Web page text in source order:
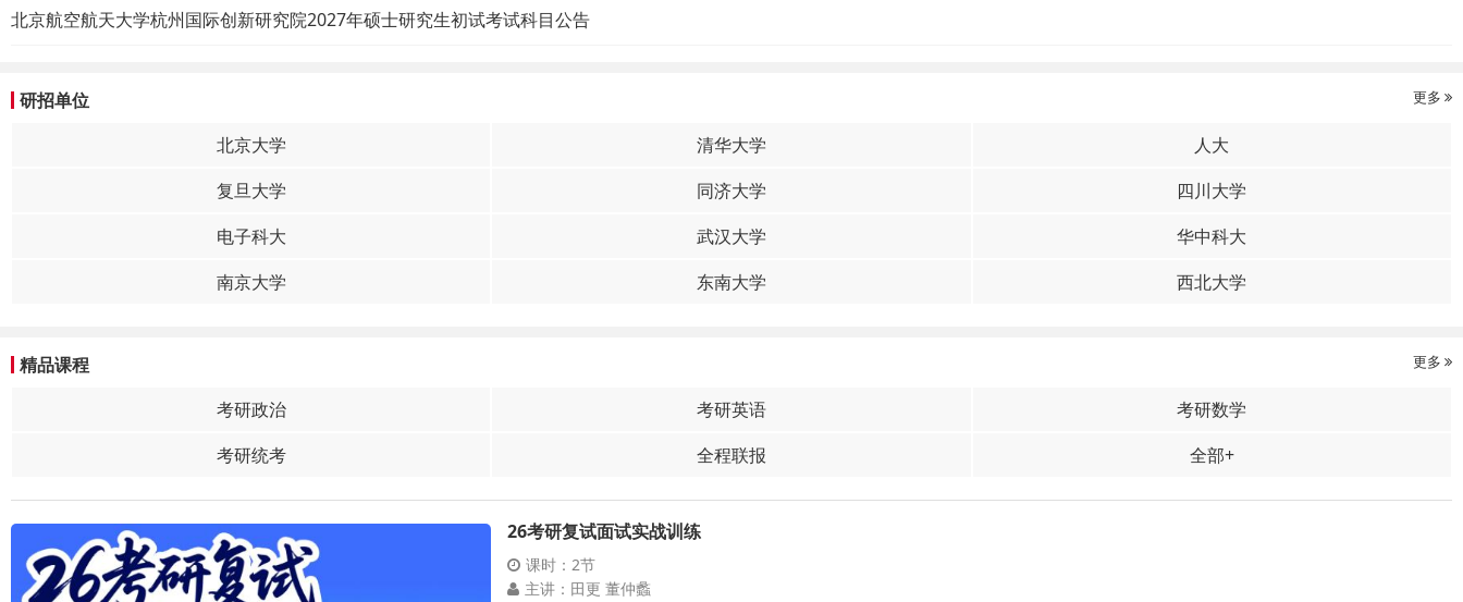
北京航空航天大学杭州国际创新研究院2027年硕士研究生初试考试科目公告
研招单位 更多
北京大学 清华大学
人大
复旦大学
同济大学
四川大学
电子科大
武汉大学
华中科大
南京大学
东南大学 西北大学
精品课程 更多
考研政治 考研英语
考研数学
考研统考
全程联报 全部+
26考研复试面试实战训练
课时：2节
主讲：田更 董仲蠡